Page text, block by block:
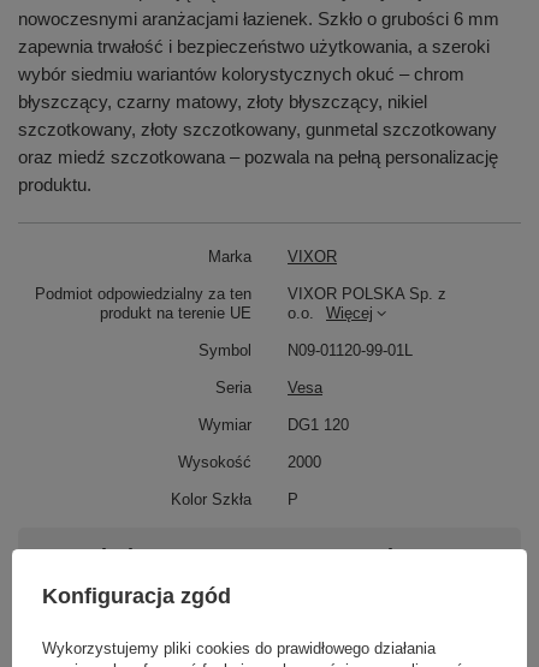
nowoczesnymi aranżacjami łazienek. Szkło o grubości 6 mm
zapewnia trwałość i bezpieczeństwo użytkowania, a szeroki
wybór siedmiu wariantów kolorystycznych okuć – chrom
błyszczący, czarny matowy, złoty błyszczący, nikiel
szczotkowany, złoty szczotkowany, gunmetal szczotkowany
oraz miedź szczotkowana – pozwala na pełną personalizację
produktu.
Marka VIXOR
Podmiot odpowiedzialny za ten
produkt na terenie UE
VIXOR POLSKA Sp. z
o.o.
Więcej
Symbol N09-01120-99-01L
Seria Vesa
Wymiar DG1 120
Wysokość 2000
Kolor Szkła P
Potrzebujesz pomocy? Masz pytania?
Zadaj pytanie a my odpowiemy niezwłocznie,
najciekawsze pytania i odpowiedzi publikując
Konfiguracja zgód
Wykorzystujemy pliki cookies do prawidłowego działania